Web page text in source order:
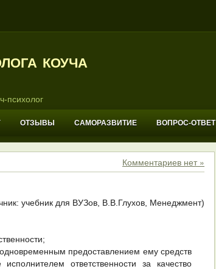
коуча
психолог
ОТЗЫВЫ САМОРАЗВИТИЕ ВОПРОС-ОТВЕТ
Комментариев нет »
учебник для ВУЗов, В.В.Глухов, Менеджмент)
предоставлением ему средств
ответственности за качество